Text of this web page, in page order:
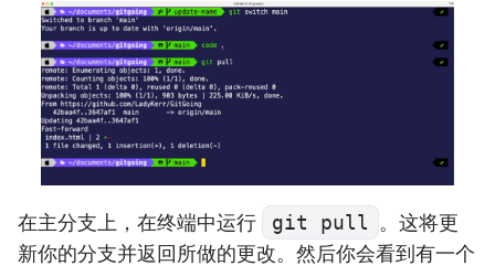
在主分支上，在终端中运行 git pull
。这将更
新你的分支并返回所做的更改。然后你会看到有一个